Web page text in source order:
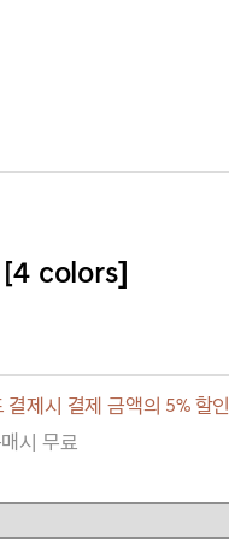
colors]
결제시 결제 금액의 5% 할인
시 무료